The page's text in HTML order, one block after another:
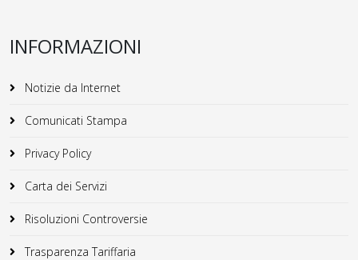
INFORMAZIONI
Notizie da Internet
Comunicati Stampa
Privacy Policy
Carta dei Servizi
Risoluzioni Controversie
Trasparenza Tariffaria